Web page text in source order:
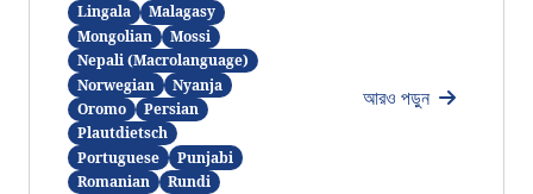
Lingala
Malagasy
Mongolian
Mossi
Nepali (Macrolanguage)
Norwegian
Nyanja
Oromo
Persian
Plautdietsch
Portuguese
Punjabi
Romanian
Rundi
আরও পড়ুন